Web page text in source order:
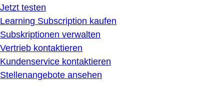
Jetzt testen
Learning Subscription kaufen
Subskriptionen verwalten
Vertrieb kontaktieren
Kundenservice kontaktieren
Stellenangebote ansehen